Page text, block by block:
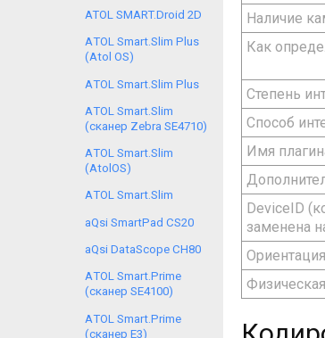
ATOL SMART.Droid 2D
АTOL Smart.Slim Plus
(Atol OS)
АTOL Smart.Slim Plus
АTOL Smart.Slim
(сканер Zebra SE4710)
АTOL Smart.Slim
(AtolOS)
АTOL Smart.Slim
aQsi SmartPad CS20
aQsi DataScope CH80
АTOL Smart.Prime
(сканер SE4100)
АTOL Smart.Prime
(сканер E3)
Наличие
Как
Степень
Способ
Имя
DeviceID
заменена